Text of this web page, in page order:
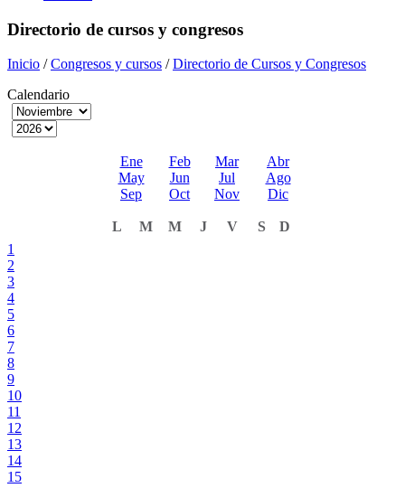
Directorio de cursos y congresos
Inicio /Congresos y cursos /Directorio de Cursos y Congresos
Calendario
Ene Feb Mar
Abr
May
Jun Jul
Ago
Sep
Oct Nov Dic
L M M J V S
D
1
2
3
4
5
6
7
8
9
10
11
12
13
14
15